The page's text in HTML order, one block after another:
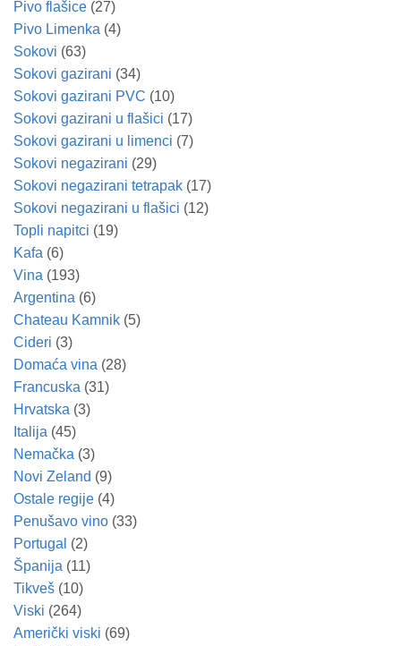
Pivo flašice (27)
Pivo Limenka (4)
Sokovi (63)
Sokovi gazirani (34)
Sokovi gazirani PVC (10)
Sokovi gazirani u flašici (17)
Sokovi gazirani u limenci (7)
Sokovi negazirani (29)
Sokovi negazirani tetrapak (17)
Sokovi negazirani u flašici (12)
Topli napitci (19)
Kafa (6)
Vina (193)
Argentina (6)
Chateau Kamnik (5)
Cideri (3)
Domaća vina (28)
Francuska (31)
Hrvatska (3)
Italija (45)
Nemačka (3)
Novi Zeland (9)
Ostale regije (4)
Penušavo vino (33)
Portugal (2)
Španija (11)
Tikveš (10)
Viski (264)
Američki viski (69)